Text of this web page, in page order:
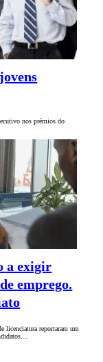
nos prémios do
a exigir
emprego.
licenciatura reportaram um